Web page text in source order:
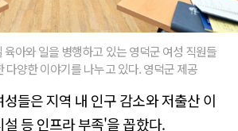
육아와 일을 병행하고 있는 영덕군 여성 직원들
다양한 이야기를 나누고 있다. 영덕군 제공
들은 지역 내 인구 감소와 저출산 이
설 등 인프라 부족'을 꼽핬다.